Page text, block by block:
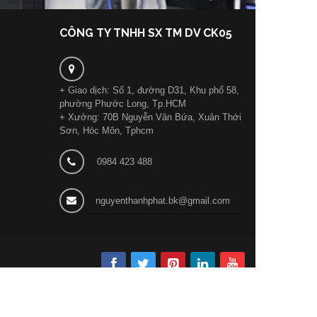
CÔNG TY TNHH SX TM DV CK05
+ Giao dịch: Số 1, đường D31, Khu phố 58,
phường Phước Long, Tp.HCM
+ Xưởng: 70B Nguyễn Văn Bứa, Xuân Thới
Sơn, Hóc Môn, Tphcm
0984 423 488
nguyenthanhphat.bk@gmail.com